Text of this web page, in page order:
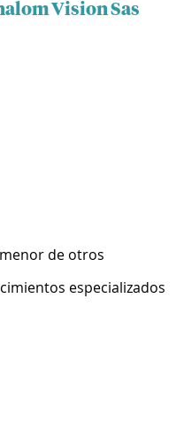
Vision Sas
de otros
especializados